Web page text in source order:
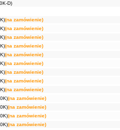
D)
(na zamówienie)
(na zamówienie)
(na zamówienie)
(na zamówienie)
(na zamówienie)
(na zamówienie)
(na zamówienie)
(na zamówienie)
(na zamówienie)
(na zamówienie)
(na zamówienie)
(na zamówienie)
(na zamówienie)